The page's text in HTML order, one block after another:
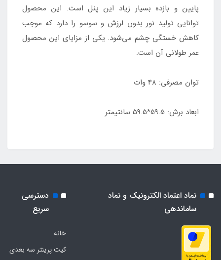
پایین و بازده بسیار زیاد این پنل است. این محصول
توانایی تولید نور بدون لرزش و سوسو را دارد که موجب
کاهش خستگی چشم می‌شود. یکی از مزایای این محصول
عمر طولانی آن است.
توان مصرفی: 48 وات
ابعاد برش: 59.5*59.5 سانتیمتر
نماد اعتماد الکترونیک و نماد
ساماندهی
دسترسی
سریع
خانه
کیت پرینتر سه بعدی